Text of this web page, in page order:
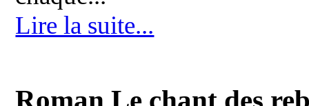
Lire la suite...